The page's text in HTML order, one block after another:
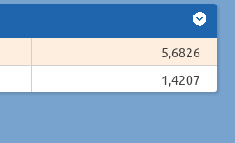
5,6826
1,4207